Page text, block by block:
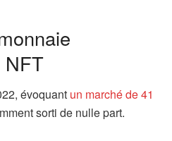
NFT
évoquant un marché de 41
sorti de nulle part.